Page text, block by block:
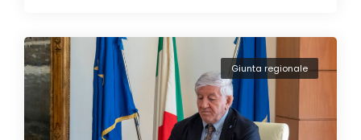
Giunta regionale